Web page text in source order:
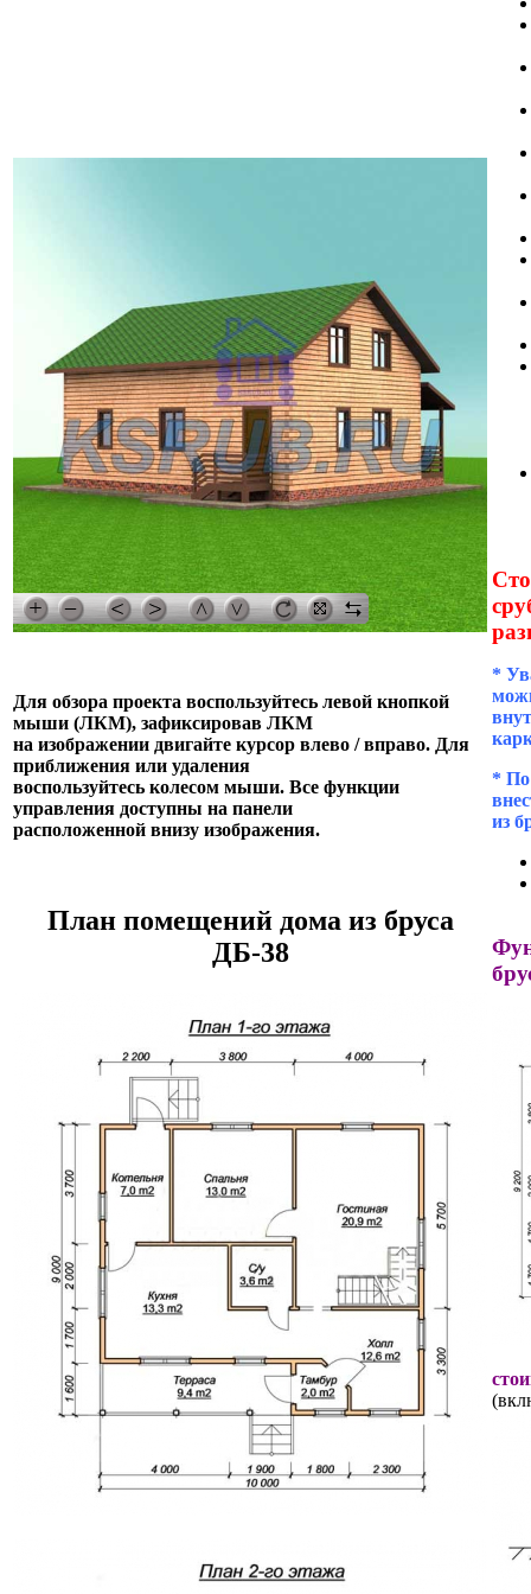
Для обзора проекта воспользуйтесь левой кнопкой
мыши (ЛКМ), зафиксировав ЛКМ
на изображении двигайте курсор влево / вправо. Для
приближения или удаления
воспользуйтесь колесом мыши. Все функции
управления доступны на панели
расположенной внизу изображения.
План помещений дома из бруса
ДБ-38
*
*
из